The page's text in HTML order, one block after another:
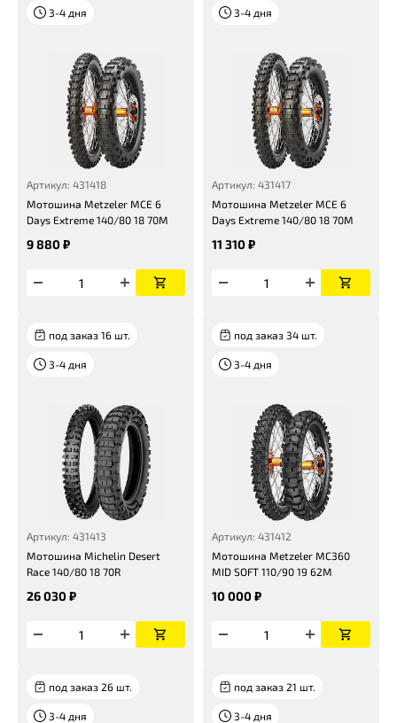
3-4 дня
Артикул: 431418
Мотошина Metzeler MCE 6
Days Extreme 140/80 18 70M
9 880 ₽
3-4 дня
Артикул: 431417
Мотошина Metzeler MCE 6
Days Extreme 140/80 18 70M
11 310 ₽
под заказ 16 шт.
3-4 дня
Артикул: 431413
Мотошина Michelin Desert
Race 140/80 18 70R
26 030 ₽
под заказ 34 шт.
3-4 дня
Артикул: 431412
Мотошина Metzeler MC360
MID SOFT 110/90 19 62M
10 000 ₽
под заказ 26 шт.
3-4 дня
под заказ 21 шт.
3-4 дня